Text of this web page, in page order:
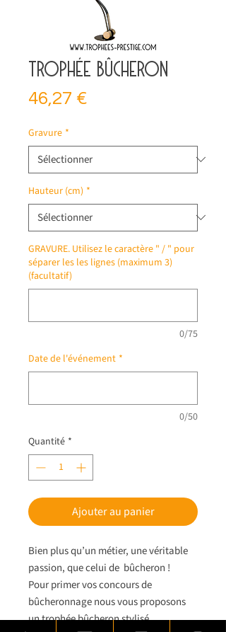
Trophée bûcheron
46,27 €
Gravure *
Hauteur (cm) *
GRAVURE. Utilisez le caractère " / " pour
séparer les les lignes (maximum 3)
(facultatif)
0/75
Date de l'événement *
0/50
Quantité *
Ajouter au panier
Bien plus qu’un métier, une véritable
passion, que celui de bûcheron !
Pour primer vos concours de
bûcheronnage nous vous proposons
un trophée bûcheron stylisé.